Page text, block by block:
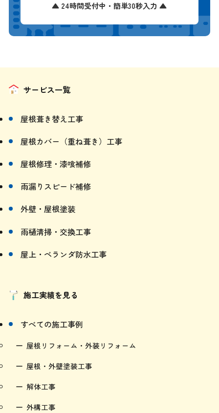
サービス一覧
屋根カバー（重ね葺き）工事
屋根修理・漆喰補修
雨漏りスピード補修
外壁・屋根塗装
雨樋清掃・交換工事
屋上・ベランダ防水工事
屋根リフォーム・外装リフォーム
屋根・外壁塗装工事
解体工事
外構工事
土木工事